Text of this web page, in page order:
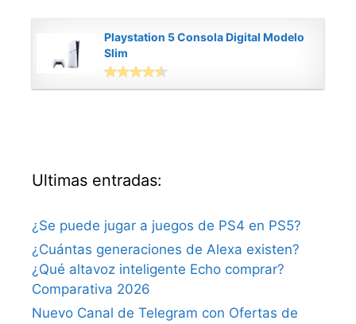
Playstation 5 Consola Digital Modelo
Slim
Ultimas entradas:
¿Se puede jugar a juegos de PS4 en PS5?
¿Cuántas generaciones de Alexa existen?
¿Qué altavoz inteligente Echo comprar?
Comparativa 2026
Nuevo Canal de Telegram con Ofertas de